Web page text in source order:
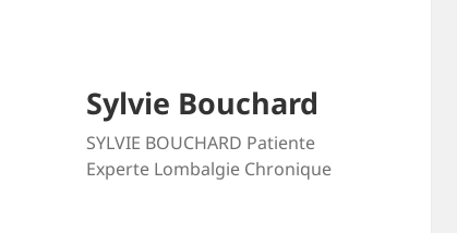
Sylvie Bouchard
SYLVIE BOUCHARD Patiente
Experte Lombalgie Chronique